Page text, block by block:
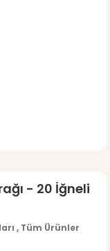
- 20 İğneli
, Tüm Ürünler